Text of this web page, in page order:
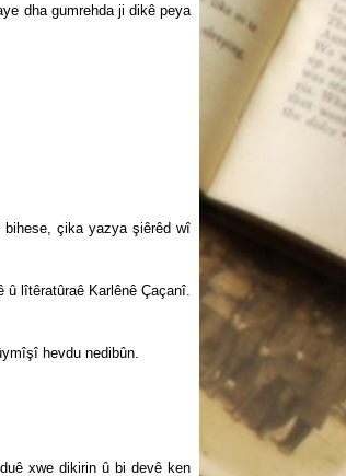
dha gumrehda ji dikê peya
çika yazya şiêrêd wî
lîtêratûraê Karlênê Çaçanî.
hevdu nedibûn.
xwe dikirin û bi devê ken